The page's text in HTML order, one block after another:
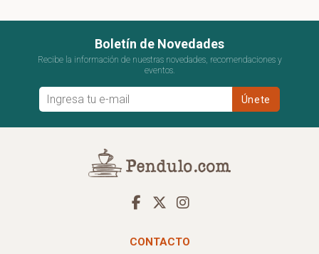
Boletín de Novedades
Recibe la información de nuestras novedades, recomendaciones y
eventos.
CONTACTO